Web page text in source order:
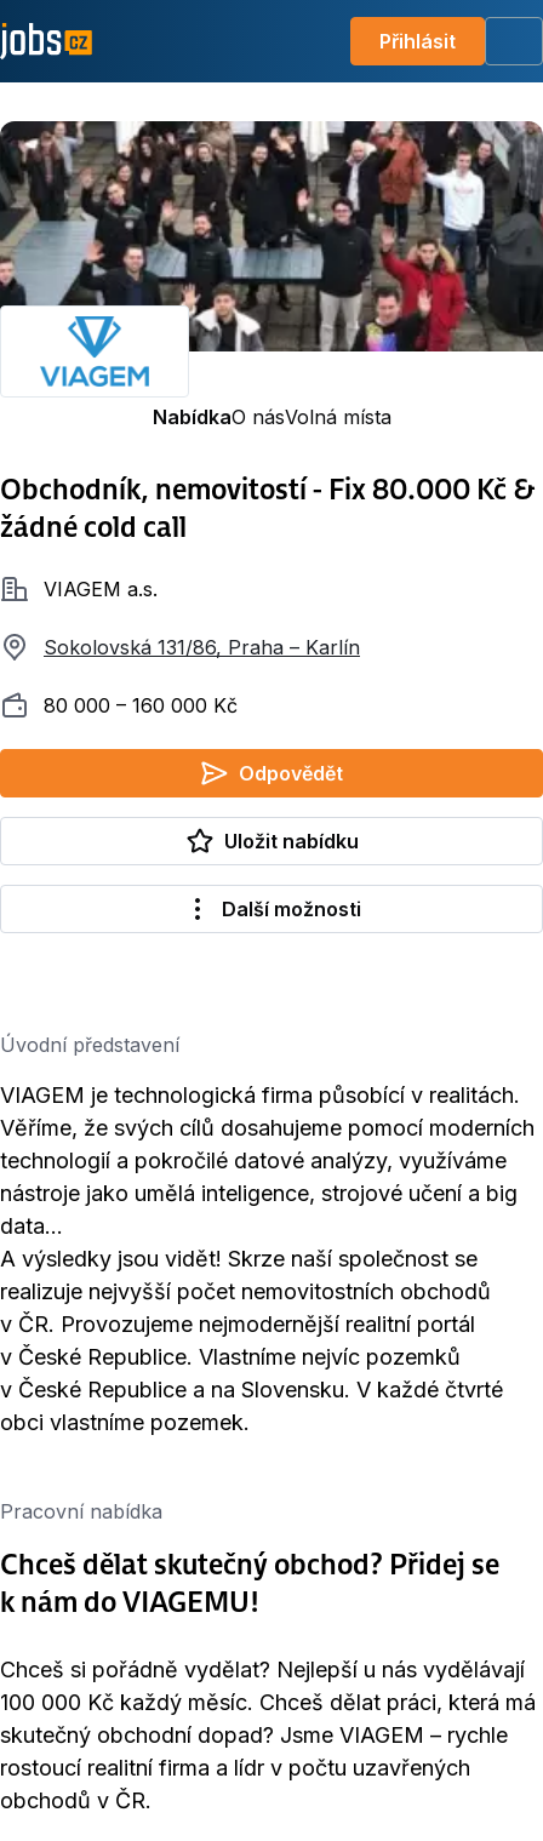
Přihlásit
NabídkaO násVolná místa
Obchodník, nemovitostí - Fix 80.000 Kč &
žádné cold call
SpolečnostVIAGEM a.s.
Sokolovská 131/86, Praha – Karlín
Plat 80 000 ‍–‍ 160 000 Kč
Odpovědět
Uložit nabídku
Další možnosti
Úvodní představení
VIAGEM je technologická firma působící v realitách.
Věříme, že svých cílů dosahujeme pomocí moderních
technologií a pokročilé datové analýzy, využíváme
nástroje jako umělá inteligence, strojové učení a big
data…
A výsledky jsou vidět! Skrze naší společnost se
realizuje nejvyšší počet nemovitostních obchodů
v ČR. Provozujeme nejmodernější realitní portál
v České Republice. Vlastníme nejvíc pozemků
v České Republice a na Slovensku. V každé čtvrté
obci vlastníme pozemek.
Pracovní nabídka
Chceš dělat skutečný obchod? Přidej se
k nám do VIAGEMU!
Chceš si pořádně vydělat? Nejlepší u nás vydělávají
100 000 Kč každý měsíc. Chceš dělat práci, která má
skutečný obchodní dopad? Jsme VIAGEM – rychle
rostoucí realitní firma a lídr v počtu uzavřených
obchodů v ČR.